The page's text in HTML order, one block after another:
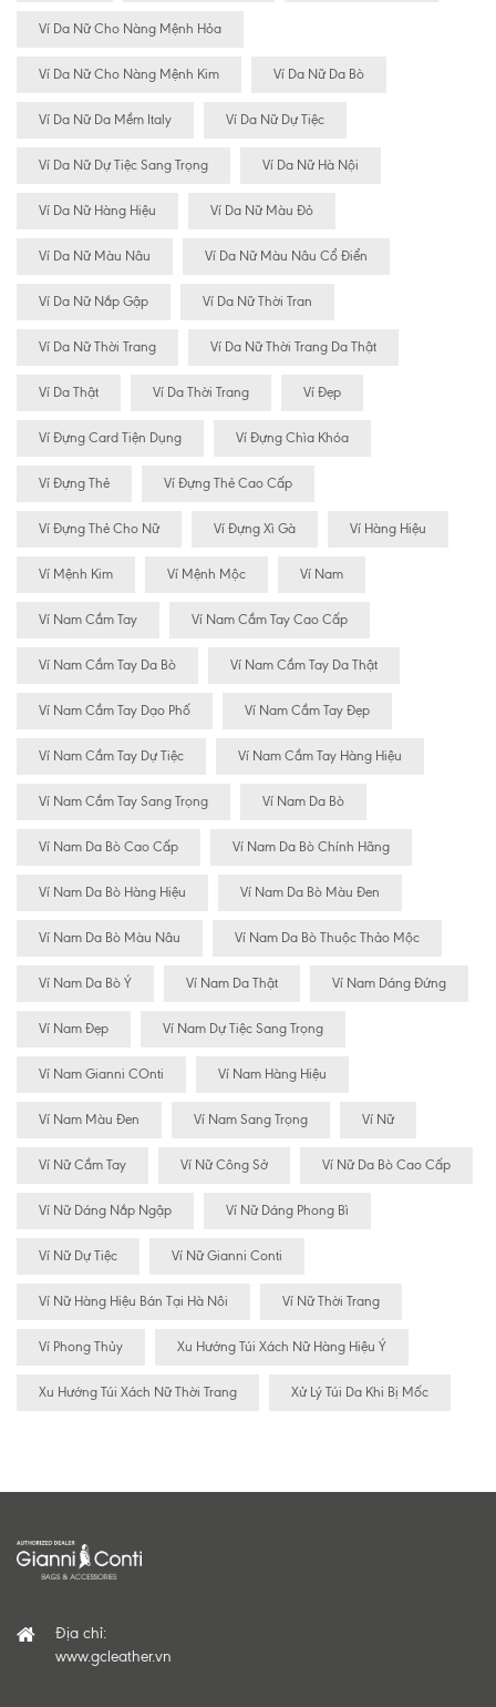
Ví Da Nữ Cho Nàng Mệnh Hỏa
Ví Da Nữ Cho Nàng Mệnh Kim Ví Da Nữ Da Bò
Ví Da Nữ Da Mềm Italy Ví Da Nữ Dự Tiệc
Ví Da Nữ Dự Tiệc Sang Trọng Ví Da Nữ Hà Nội
Ví Da Nữ Hàng Hiệu Ví Da Nữ Màu Đỏ
Ví Da Nữ Màu Nâu Ví Da Nữ Màu Nâu Cổ Điển
Ví Da Nữ Nắp Gập Ví Da Nữ Thời Tran
Ví Da Nữ Thời Trang Ví Da Nữ Thời Trang Da Thật
Ví Da Thật Ví Da Thời Trang Ví Đẹp
Ví Đựng Card Tiện Dụng Ví Đựng Chìa Khóa
Ví Đựng Thẻ Ví Đựng Thẻ Cao Cấp
Ví Đựng Thẻ Cho Nữ Ví Đựng Xì Gà Ví Hàng Hiệu
Ví Mệnh Kim Ví Mệnh Mộc Ví Nam
Ví Nam Cầm Tay Ví Nam Cầm Tay Cao Cấp
Ví Nam Cầm Tay Da Bò Ví Nam Cầm Tay Da Thật
Ví Nam Cầm Tay Dạo Phố Ví Nam Cầm Tay Đẹp
Ví Nam Cầm Tay Dự Tiệc Ví Nam Cầm Tay Hàng Hiệu
Ví Nam Cầm Tay Sang Trọng Ví Nam Da Bò
Ví Nam Da Bò Cao Cấp Ví Nam Da Bò Chính Hãng
Ví Nam Da Bò Hàng Hiệu Ví Nam Da Bò Màu Đen
Ví Nam Da Bò Màu Nâu Ví Nam Da Bò Thuộc Thảo Mộc
Ví Nam Da Bò Ý Ví Nam Da Thật Ví Nam Dáng Đứng
Ví Nam Đẹp Ví Nam Dự Tiệc Sang Trọng
Ví Nam Gianni COnti Ví Nam Hàng Hiệu
Ví Nam Màu Đen Ví Nam Sang Trọng Ví Nữ
Ví Nữ Cầm Tay Ví Nữ Công Sở Ví Nữ Da Bò Cao Cấp
Ví Nữ Dáng Nắp Ngập Ví Nữ Dáng Phong Bì
Ví Nữ Dự Tiệc Ví Nữ Gianni Conti
Ví Nữ Hàng Hiệu Bán Tại Hà Nôi Ví Nữ Thời Trang
Ví Phong Thủy Xu Hướng Túi Xách Nữ Hàng Hiệu Ý
Xu Hướng Túi Xách Nữ Thời Trang Xử Lý Túi Da Khi Bị Mốc
Địa chỉ:
www.gcleather.vn